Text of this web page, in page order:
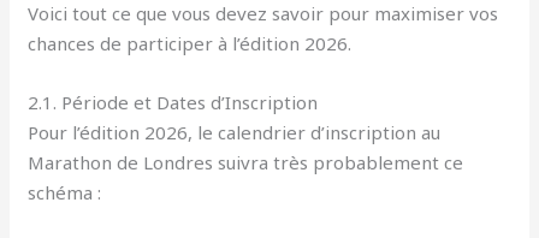
Voici tout ce que vous devez savoir pour maximiser vos
chances de participer à l’édition 2026.
2.1. Période et Dates d’Inscription
Pour l’édition 2026, le calendrier d’inscription au
Marathon de Londres suivra très probablement ce
schéma :